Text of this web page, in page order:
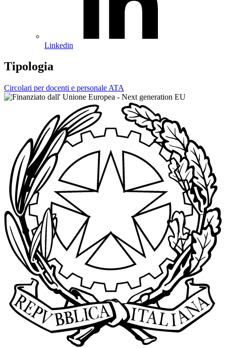
Linkedin
Tipologia
Circolari per docenti e personale ATA